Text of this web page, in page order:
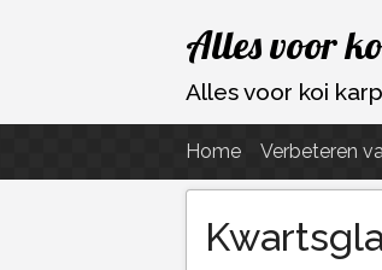
Ga
naar
de
Alles voor
Alles voor koi
Home Verbeteren